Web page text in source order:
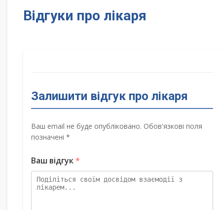
Відгуки про лікаря
Залишити відгук про лікаря
Ваш email не буде опубліковано. Обов'язкові поля
позначені *
Ваш відгук*